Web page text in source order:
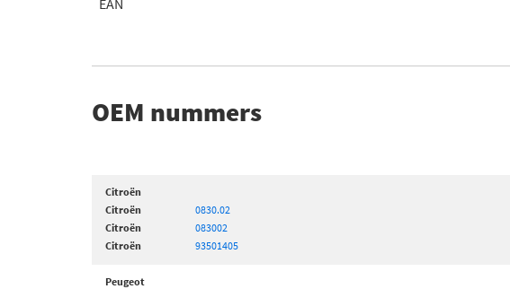
EAN
OEM nummers
Citroën
Citroën
0830.02
Citroën
083002
Citroën
93501405
Peugeot